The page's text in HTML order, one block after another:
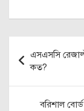
navigation
এসএসসি
কত?
বরিশাল